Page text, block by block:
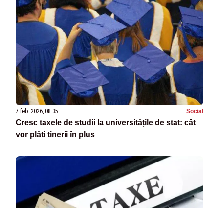
7 feb. 2026, 08:35 Social
Cresc taxele de studii la universitățile de stat: cât
vor plăti tinerii în plus